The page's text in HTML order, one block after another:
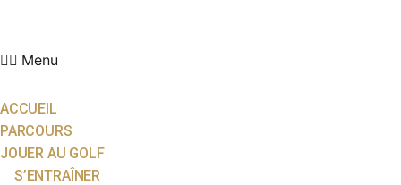
Menu
ACCUEIL
PARCOURS
JOUER AU GOLF
S’ENTRAÎNER